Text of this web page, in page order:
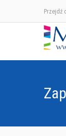
Przejdź